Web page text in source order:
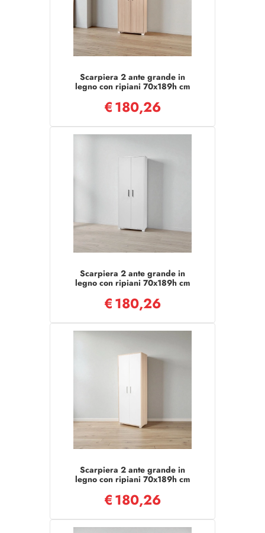
Scarpiera 2 ante grande in
legno con ripiani 70x189h cm
€180,26
Scarpiera 2 ante grande in
legno con ripiani 70x189h cm
€180,26
Scarpiera 2 ante grande in
legno con ripiani 70x189h cm
€180,26